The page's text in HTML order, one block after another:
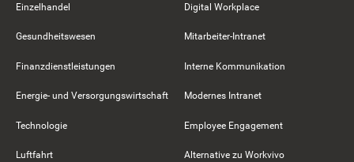
Einzelhandel
Gesundheitswesen
Finanzdienstleistungen
Energie- und Versorgungswirtschaft
Technologie
Luftfahrt
Digital Workplace
Mitarbeiter-Intranet
Interne Kommunikation
Modernes Intranet
Employee Engagement
Alternative zu Workvivo